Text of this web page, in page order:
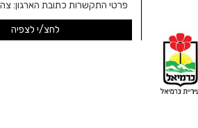
פרטי התקשרות כתובת הארגון:
לחצ/י לצפיה